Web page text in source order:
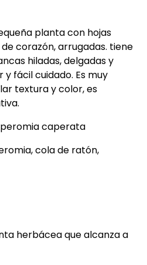
planta con hojas
corazón, arrugadas. tiene
hiladas, delgadas y
y fácil cuidado. Es muy
textura y color, es
caperata
cola de ratón,
herbácea que alcanza a